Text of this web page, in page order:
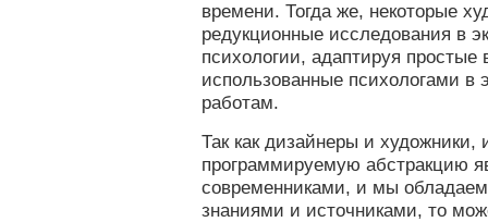
времени. Тогда же, некоторые
редукционные исследования в
психологии, адаптируя
использованные психологами в
работам.
Так как дизайнеры и
программируемую абстракцию
современниками, и мы
знаниями и источниками, то